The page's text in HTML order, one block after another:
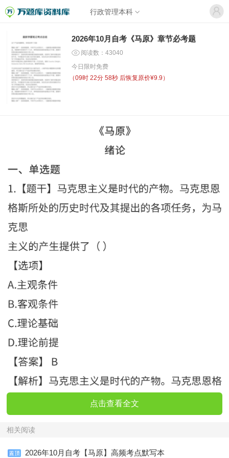
行政管理本科
2026年10月自考《马原》章节必考题
阅读数：43040
今日限时免费
（09时 22分 58秒 后恢复原价¥9.9）
点击查看全文
相关阅读
2026年10月自考【马原】高频考点默写本